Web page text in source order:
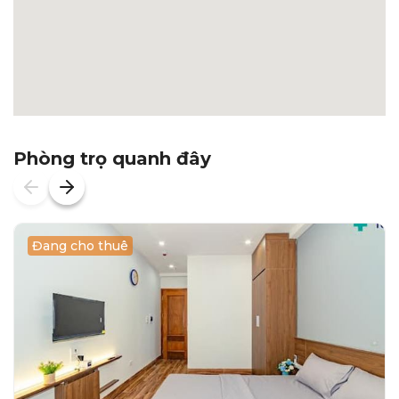
Phòng trọ quanh đây
Đang cho thuê